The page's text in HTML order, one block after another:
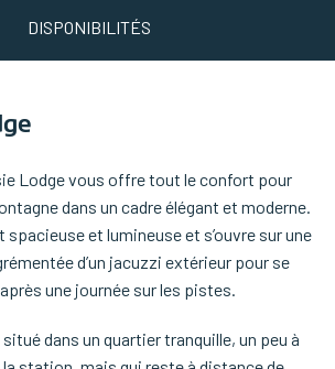
DISPONIBILITÉS
Lodge vous offre tout le confort pour
dans un cadre élégant et moderne.
spacieuse et lumineuse et s’ouvre sur une
d’un jacuzzi extérieur pour se
une journée sur les pistes.
dans un quartier tranquille, un peu à